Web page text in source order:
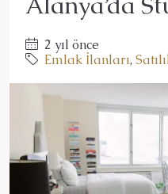
2 yıl önce
Emlak İlanları,